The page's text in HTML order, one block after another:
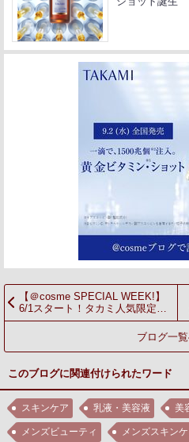
【＠cosme SPECIAL WEEK!】
6/1スタート！タカミ人気限定キ
ットが登場！20％ポイントバッ
ブログ一
このブログに関連付けられたワード
スキンケア 乳液・美容液 美
メンズビューティ メンズスキン